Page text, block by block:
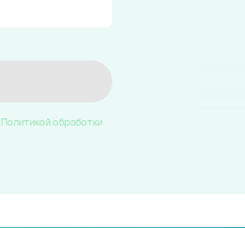
Политикой обработки